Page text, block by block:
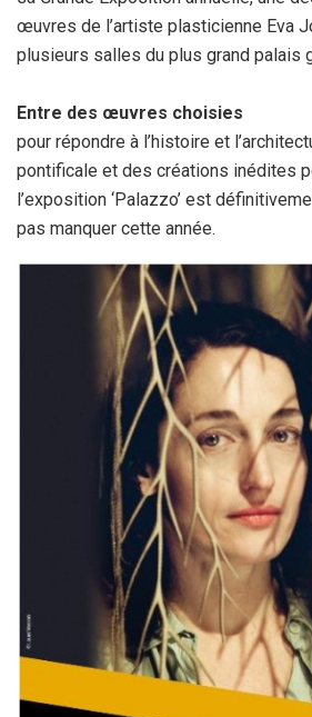
œuvres de l’artiste plasticienne Eva
plusieurs salles du plus grand palais
Entre des œuvres choisies
pour répondre à l’histoire et
pontificale et des créations inédites
l’exposition ‘Palazzo’ est
pas manquer cette année.